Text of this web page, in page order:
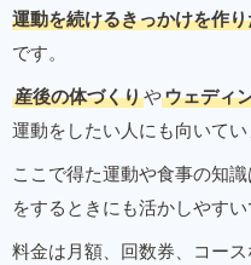
運動を続けるきっかけを作
です。
産後の体づくりやウェディ
運動をしたい人にも向いてい
ここで得た運動や食事の知
をするときにも活かしやすい
料金は月額、回数券、コー